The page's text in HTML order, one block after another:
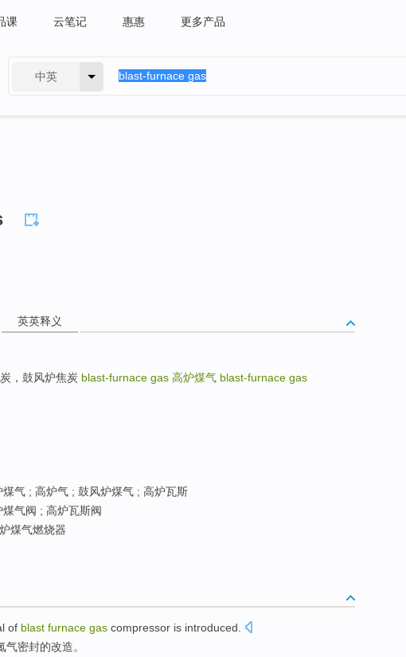
课 云笔记 惠惠 更多产品
中英
英英释义
，鼓风炉焦炭 blast-furnace gas 高炉煤气 blast-furnace gas
煤气 ; 高炉气 ; 鼓风炉煤气 ; 高炉瓦斯
煤气阀 ; 高炉瓦斯阀
煤气燃烧器
of blast furnace gas compressor is introduced
气密封的改造。